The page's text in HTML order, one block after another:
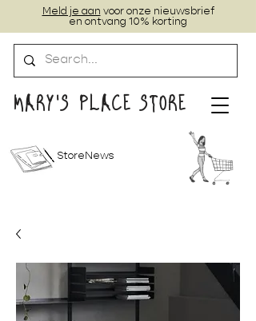
MARY'S PLACE STORE
StoreNews
Meld je aan voor onze nieuwsbrief
en ontvang 10% korting